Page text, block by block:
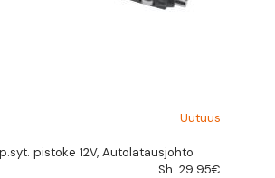
Uutuus
pistoke 12V, Autolatausjohto
Sh. 29.95€